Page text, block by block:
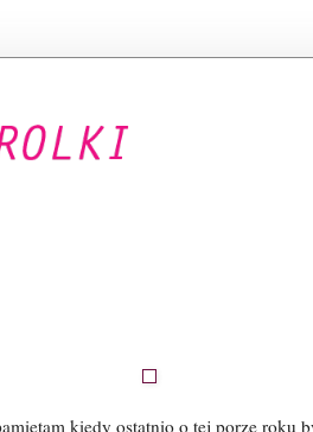
kiedy ostatnio o tej porze roku